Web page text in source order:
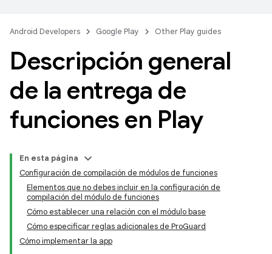
Android Developers Google Play Other Play guides
Descripción general
de la entrega de
funciones en Play
En esta página
Configuración de compilación de módulos de funciones
Elementos que no debes incluir en la configuración de
compilación del módulo de funciones
Cómo establecer una relación con el módulo base
Cómo especificar reglas adicionales de ProGuard
Cómo implementar la app